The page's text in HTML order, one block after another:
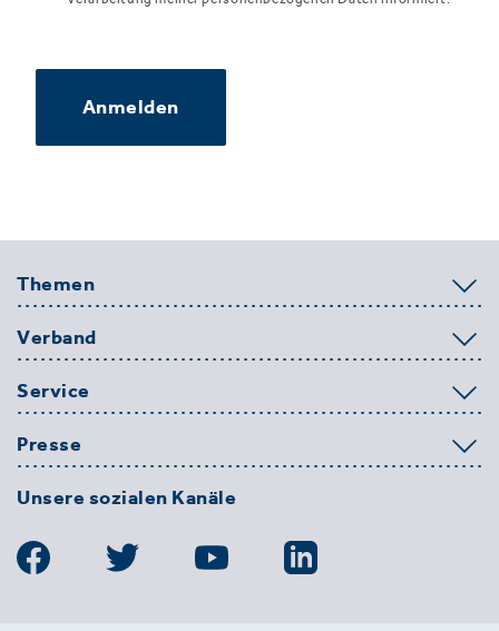
Anmelden
Themen
Verband
Service
Presse
Unsere sozialen Kanäle